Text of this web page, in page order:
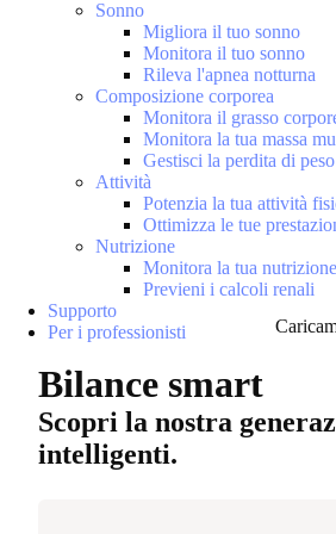
Sonno
Migliora il tuo sonno
Monitora il tuo sonno
Rileva l'apnea notturna
Composizione corporea
Monitora il grasso
Monitora la tua massa
Gestisci la perdita di
Attività
Potenzia la tua attività
Ottimizza le tue
Nutrizione
Monitora la tua nutrizione
Previeni i calcoli renali
Supporto
Per i professionisti
Bilance smart
Scopri la nostra
intelligenti.